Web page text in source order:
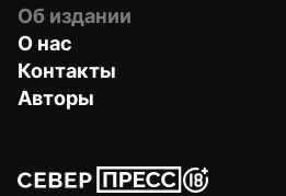
Об издании
О нас
Контакты
Авторы